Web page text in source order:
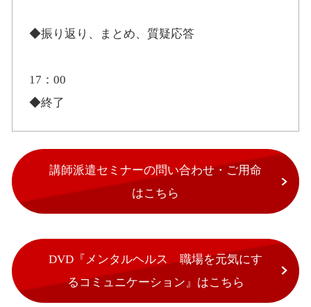
◆振り返り、まとめ、質疑応答
17：00
◆終了
講師派遣セミナーの問い合わせ・ご用命
はこちら
DVD『メンタルヘルス 職場を元気にす
るコミュニケーション』はこちら